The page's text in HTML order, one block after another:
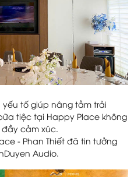
tố giúp nâng tầm trải
tiệc tại Happy Place không
cảm xúc.
- Phan Thiết đã tin tưởng
Audio.